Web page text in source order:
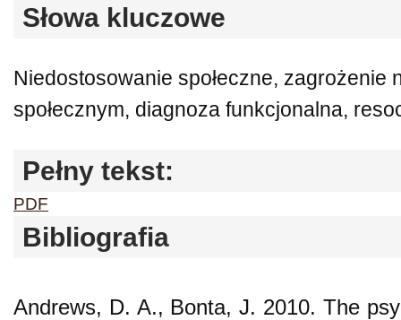
Słowa kluczowe
Niedostosowanie społeczne, zagrożenie
społecznym, diagnoza funkcjonalna,
Pełny tekst:
PDF
Bibliografia
Andrews, D. A., Bonta, J. 2010. The